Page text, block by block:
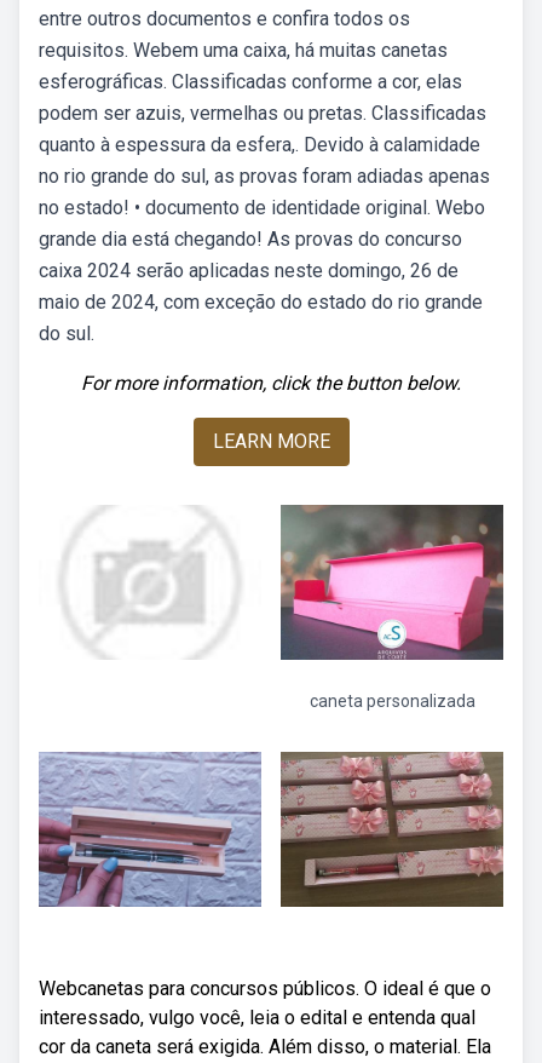
entre outros documentos e confira todos os
requisitos. Webem uma caixa, há muitas canetas
esferográficas. Classificadas conforme a cor, elas
podem ser azuis, vermelhas ou pretas. Classificadas
quanto à espessura da esfera,. Devido à calamidade
no rio grande do sul, as provas foram adiadas apenas
no estado! • documento de identidade original. Webo
grande dia está chegando! As provas do concurso
caixa 2024 serão aplicadas neste domingo, 26 de
maio de 2024, com exceção do estado do rio grande
do sul.
For more information, click the button below.
LEARN MORE
caneta personalizada
Webcanetas para concursos públicos. O ideal é que o
interessado, vulgo você, leia o edital e entenda qual
cor da caneta será exigida. Além disso, o material. Ela